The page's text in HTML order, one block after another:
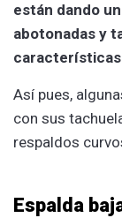
están dando
abotonadas y
Así pues,
con sus
respaldos
Espalda